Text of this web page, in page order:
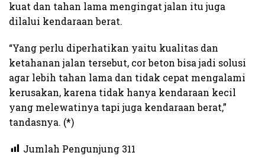
kuat dan tahan lama mengingat jalan itu juga
dilalui kendaraan berat.
“Yang perlu diperhatikan yaitu kualitas dan
ketahanan jalan tersebut, cor beton bisa jadi solusi
agar lebih tahan lama dan tidak cepat mengalami
kerusakan, karena tidak hanya kendaraan kecil
yang melewatinya tapi juga kendaraan berat,”
tandasnya. (*)
Jumlah Pengunjung 311